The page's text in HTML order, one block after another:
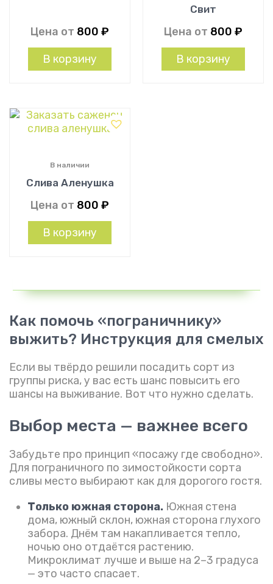
Цена от 800 ₽
В корзину
Свит
Цена от 800 ₽
В корзину
Слива Аленушка
В наличии
Цена от 800 ₽
В корзину
Как помочь «пограничнику»
выжить? Инструкция для смелых
Если вы твёрдо решили посадить сорт из
группы риска, у вас есть шанс повысить его
шансы на выживание. Вот что нужно сделать.
Выбор места — важнее всего
Забудьте про принцип «посажу где свободно».
Для пограничного по зимостойкости сорта
сливы место выбирают как для дорогого гостя.
Только южная сторона. Южная стена
дома, южный склон, южная сторона глухого
забора. Днём там накапливается тепло,
ночью оно отдаётся растению.
Микроклимат лучше и выше на 2–3 градуса
— это часто спасает.